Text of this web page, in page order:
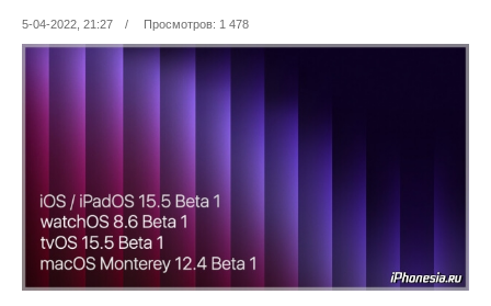
5-04-2022, 21:27 / Просмотров: 1 478